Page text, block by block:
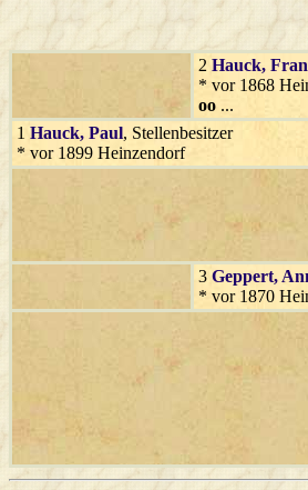
2 Hauck,
* vor 1868
oo ...
1 Hauck, Paul, Stellenbesitzer
* vor 1899 Heinzendorf
3 Geppert,
* vor 1870